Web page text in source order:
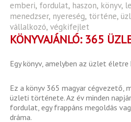
emberi, fordulat, haszon, könyv,
menedzser, nyereség, történe,
vállalkozó, végkifejlet
KÖNYVAJÁNLÓ: 365
Egy könyv, amelyben az üzlet
Ez a könyv 365 magyar cégvezető,
üzleti története. Az év minden
fordulat, egy frappáns megoldás
dráma.